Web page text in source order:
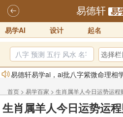
易德轩 易
易学AI 设计 起名
易德轩易学ai，ai批八字紫微命理相
体验！！
2025-07-01
易德轩网重构及升能完成，欢迎大
首页 > 易学百家 > 生肖属羊人今日运势运
7月5日）详解查询
生肖属羊人今日运势运